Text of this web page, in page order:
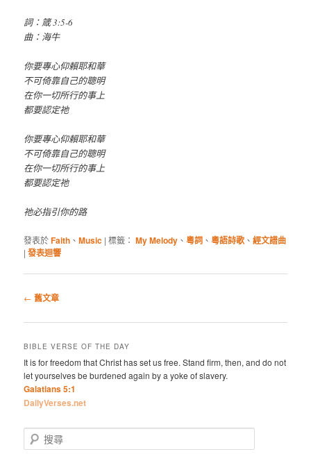
詞：箴 3:5-6
曲：海牛
你要專心仰賴耶和華
不可倚靠自己的聰明
在你一切所行的事上
都要認定祂
你要專心仰賴耶和華
不可倚靠自己的聰明
在你一切所行的事上
都要認定祂
祂必指引你的路
發表於Faith 、Music |標籤： My Melody 、粵詞 、粵語詩歌 、經文譜曲
|發表迴響
瀏
文
← 舊文章
BIBLE VERSE OF THE DAY
It is for freedom that Christ has set us free. Stand firm, then, and do not
let yourselves be burdened again by a yoke of slavery.
Galatians 5:1
DailyVerses.net
搜
尋